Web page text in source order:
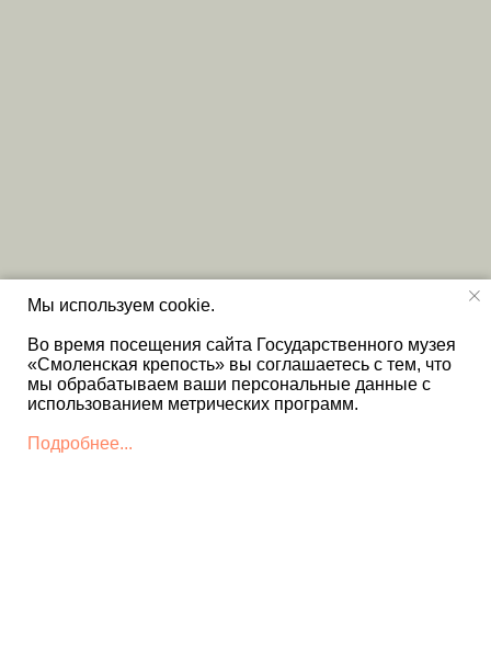
Мы используем cookie.
Во время посещения сайта Государственного музея
«Смоленская крепость» вы соглашаетесь с тем, что
мы обрабатываем ваши персональные данные с
использованием метрических программ.
Подробнее...